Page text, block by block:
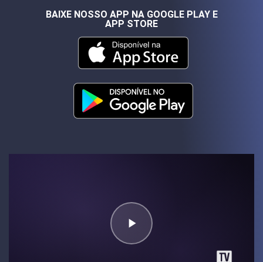
BAIXE NOSSO APP NA GOOGLE PLAY E
APP STORE